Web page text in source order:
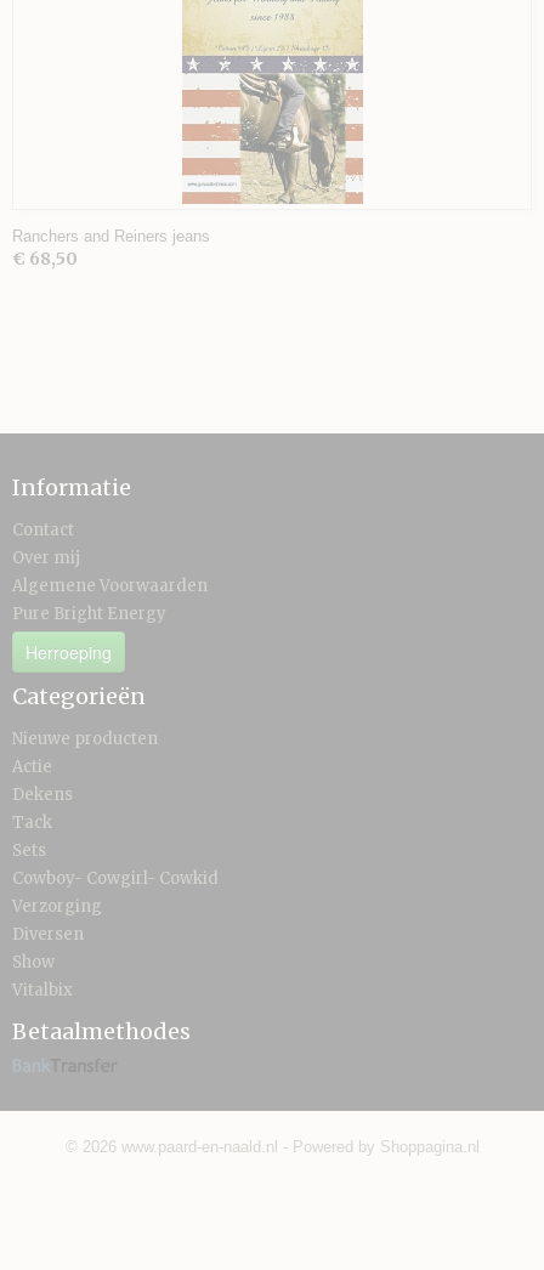
Ranchers and Reiners jeans
€ 68,50
Informatie
Contact
Over mij
Algemene Voorwaarden
Pure Bright Energy
Herroeping
Categorieën
Nieuwe producten
Actie
Dekens
Tack
Sets
Cowboy- Cowgirl- Cowkid
Verzorging
Diversen
Show
Vitalbix
Betaalmethodes
© 2026 www.paard-en-naald.nl - Powered by Shoppagina.nl